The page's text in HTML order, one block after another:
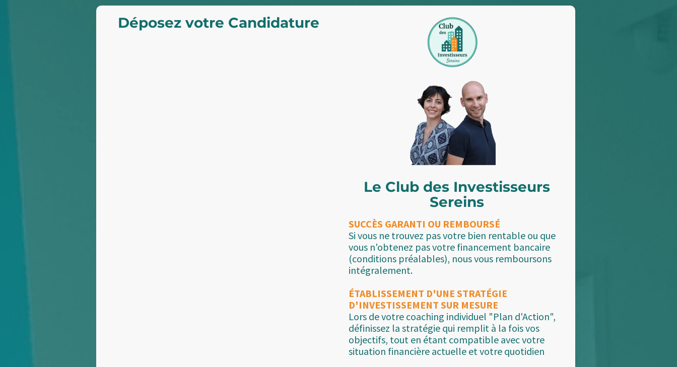
Déposez votre Candidature
Le Club des Investisseurs
Sereins
SUCCÈS GARANTI OU REMBOURSÉ
Si vous ne trouvez pas votre bien rentable ou que
vous n'obtenez pas votre financement bancaire
(conditions préalables), nous vous remboursons
intégralement.
ÉTABLISSEMENT D'UNE STRATÉGIE
D'INVESTISSEMENT SUR MESURE
Lors de votre coaching individuel "Plan d'Action",
définissez la stratégie qui remplit à la fois vos
objectifs, tout en étant compatible avec votre
situation financière actuelle et votre quotidien